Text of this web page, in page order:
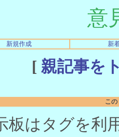
意
新規作成 新
[ 親記事を
こ
板はタグを利